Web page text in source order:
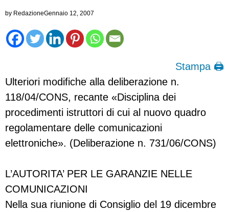
by RedazioneGennaio 12, 2007
Stampa 🖨
Ulteriori modifiche alla deliberazione n.
118/04/CONS, recante «Disciplina dei
procedimenti istruttori di cui al nuovo quadro
regolamentare delle comunicazioni
elettroniche». (Deliberazione n. 731/06/CONS)
L’AUTORITA’ PER LE GARANZIE NELLE
COMUNICAZIONI
Nella sua riunione di Consiglio del 19 dicembre